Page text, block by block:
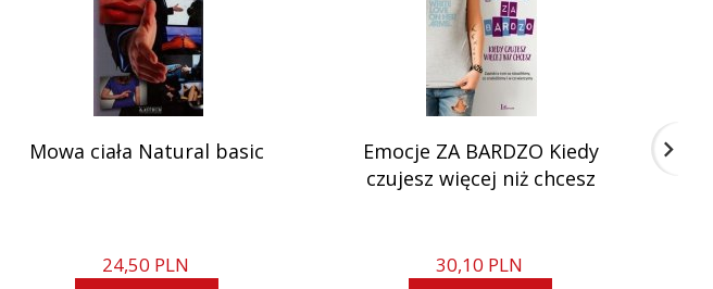
Mowa ciała Natural basic
24,50 PLN
Emocje ZA BARDZO Kiedy
czujesz więcej niż chcesz
30,10 PLN